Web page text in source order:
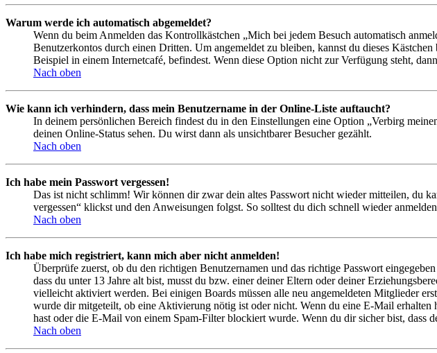
Warum werde ich automatisch abgemeldet?
Wenn du beim Anmelden das Kontrollkästchen „Mich bei jedem Besuch automatisch
Benutzerkontos durch einen Dritten. Um angemeldet zu bleiben, kannst du dieses
Beispiel in einem Internetcafé, befindest. Wenn diese Option nicht zur Verfügung steht,
Nach oben
Wie kann ich verhindern, dass mein Benutzername in der Online-Liste auftaucht?
In deinem persönlichen Bereich findest du in den Einstellungen eine Option „Verbirg
deinen Online-Status sehen. Du wirst dann als unsichtbarer Besucher gezählt.
Nach oben
Ich habe mein Passwort vergessen!
Das ist nicht schlimm! Wir können dir zwar dein altes Passwort nicht wieder mitteilen, du
vergessen“ klickst und den Anweisungen folgst. So solltest du dich schnell wieder
Nach oben
Ich habe mich registriert, kann mich aber nicht anmelden!
Überprüfe zuerst, ob du den richtigen Benutzernamen und das richtige Passwort
dass du unter 13 Jahre alt bist, musst du bzw. einer deiner Eltern oder deiner
vielleicht aktiviert werden. Bei einigen Boards müssen alle neu angemeldeten Mitglieder
wurde dir mitgeteilt, ob eine Aktivierung nötig ist oder nicht. Wenn du eine E-Mail
hast oder die E-Mail von einem Spam-Filter blockiert wurde. Wenn du dir sicher bist,
Nach oben